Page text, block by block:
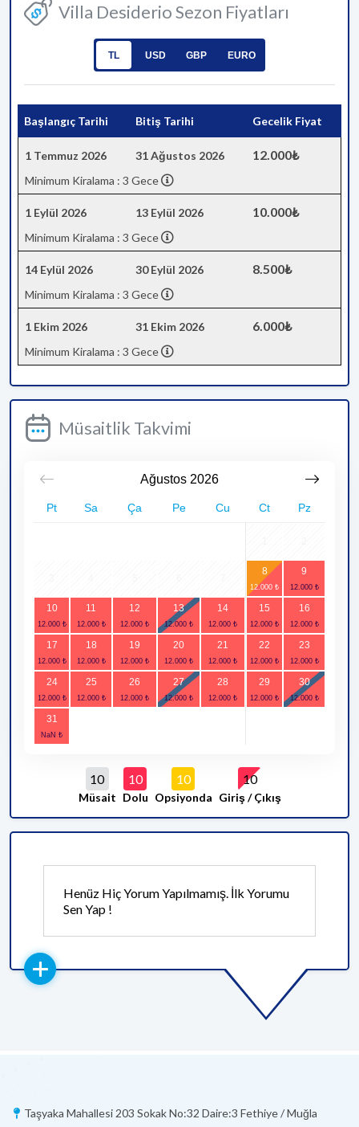
Villa Desiderio Sezon Fiyatları
TL USD GBP EURO
Başlangıç Tarihi Bitiş Tarihi Gecelik Fiyat
1 Temmuz 2026 31 Ağustos 2026 12.000₺
Minimum Kiralama : 3 Gece
1 Eylül 2026 13 Eylül 2026 10.000₺
Minimum Kiralama : 3 Gece
14 Eylül 2026 30 Eylül 2026 8.500₺
Minimum Kiralama : 3 Gece
1 Ekim 2026 31 Ekim 2026 6.000₺
Minimum Kiralama : 3 Gece
Müsaitlik Takvimi
Ağustos 2026
Pt Sa Ça Pe Cu Ct Pz
8 9
10 11 12 13 14 15 16
17 18 19 20 21 22 23
24 25 26 27 28 29 30
31
10
Müsait
10
Dolu
10
Opsiyonda
10
Giriş / Çıkış
Henüz Hiç Yorum Yapılmamış. İlk Yorumu
Sen Yap !
Taşyaka Mahallesi 203 Sokak No:32 Daire:3 Fethiye / Muğla